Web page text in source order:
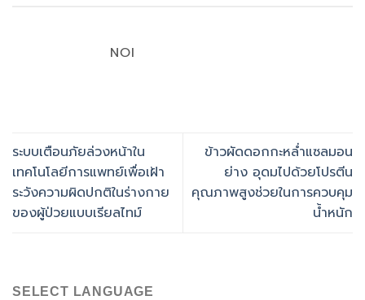
NOI
ระบบเตือนภัยล่วงหน้าใน
เทคโนโลยีการแพทย์เพื่อเฝ้า
ระวังความผิดปกติในร่างกาย
ของผู้ป่วยแบบเรียลไทม์
ข้าวผัดดอกกะหล่ำแซลมอน
ย่าง อุดมไปด้วยโปรตีน
คุณภาพสูงช่วยในการควบคุม
น้ำหนัก
SELECT LANGUAGE